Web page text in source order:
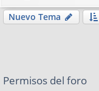
Nuevo Tema
Permisos del foro